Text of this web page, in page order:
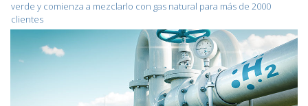
verde y comienza a mezclarlo con gas natural para más de 2000
clientes